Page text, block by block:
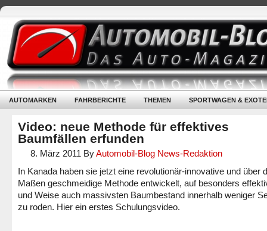
AUTOMARKEN FAHRBERICHTE THEMEN SPORTWAGEN &
Video: neue Methode für effektives
Baumfällen erfunden
8. März 2011 ByAutomobil-Blog News-Redaktion
In Kanada haben sie jetzt eine revolutionär-innovative und über
Maßen geschmeidige Methode entwickelt, auf besonders
und Weise auch massivsten Baumbestand innerhalb weniger
zu roden. Hier ein erstes Schulungsvideo.